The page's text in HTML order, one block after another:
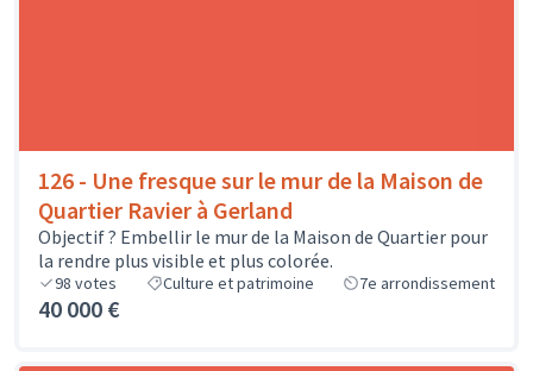
126 - Une fresque sur le mur de la Maison de
Quartier Ravier à Gerland
Objectif ? Embellir le mur de la Maison de Quartier pour
la rendre plus visible et plus colorée.
98 votes Culture et patrimoine 7e arrondissement
40 000 €